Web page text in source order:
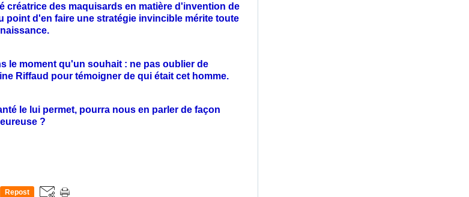
créatrice des maquisards en matière d'invention de
point d'en faire une stratégie invincible mérite toute
le moment qu'un souhait : ne pas oublier de
Riffaud pour témoigner de qui était cet homme.
le lui permet, pourra nous en parler de façon
?
Repost